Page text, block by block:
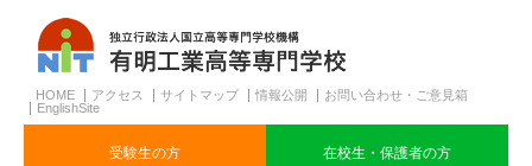
HOME アクセス サイトマップ 情報公開
お問い合わせ・ご意見箱
EnglishSite
受験生の方 在校生・保護者の方